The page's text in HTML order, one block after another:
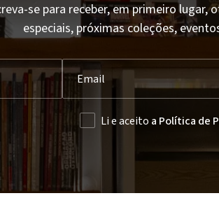
se para receber, em primeiro lugar,
especiais, próximas coleções,
Li e aceito a Política de